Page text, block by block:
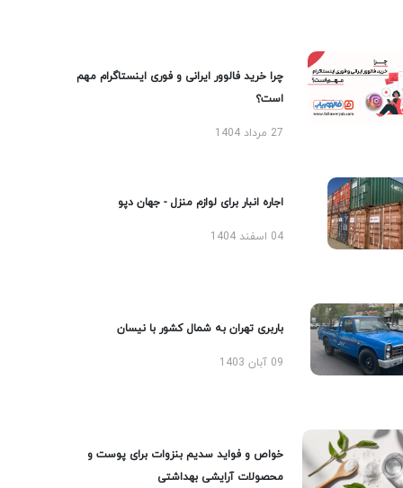
چرا خرید فالوور ایرانی و فوری اینستاگرام مهم
است؟
27 مرداد 1404
اجاره انبار برای لوازم منزل - جهان دپو
04 اسفند 1404
باربری تهران به شمال کشور با نیسان
09 آبان 1403
خواص و فواید سدیم بنزوات برای پوست و
محصولات آرایشی بهداشتی